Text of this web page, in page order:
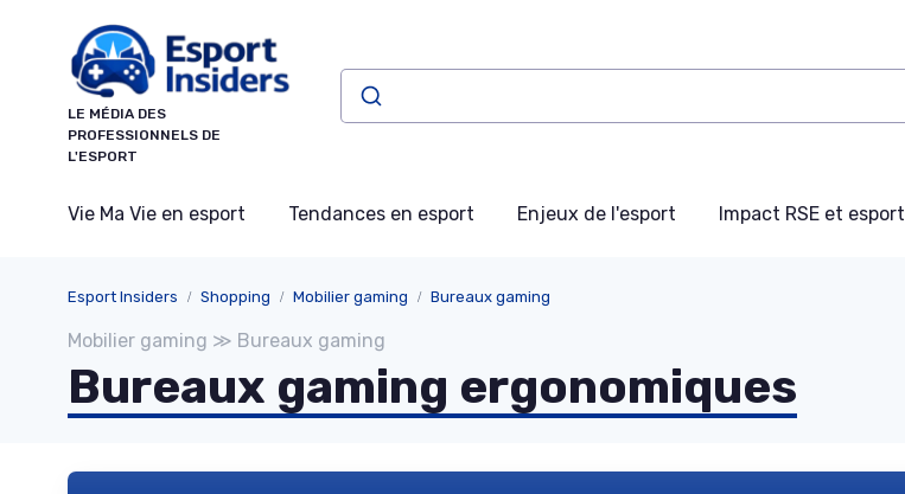
LE MÉDIA DES
PROFESSIONNELS DE
L'ESPORT
Vie Ma Vie en esport Tendances en esport Enjeux de l'esport Impact RSE et esport
Esport Insiders Shopping Mobilier gaming Bureaux gaming
Mobilier gaming ≫ Bureaux gaming
Bureaux gaming ergonomiques